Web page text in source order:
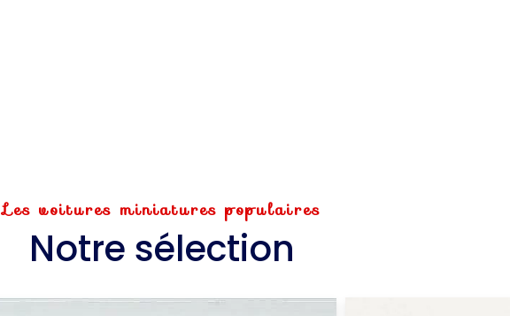
Les voitures miniatures populaires
Notre sélection